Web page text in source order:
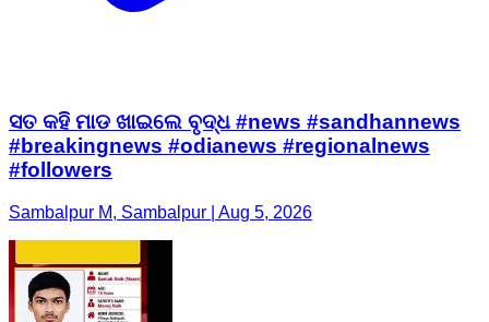
ସତ କହି ମାଡ ଖାଇଲେ ବୃଦ୍ଧ #news #sandhannews
#breakingnews #odianews #regionalnews
#followers
Sambalpur M, Sambalpur | Aug 5, 2026